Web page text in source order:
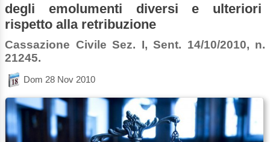
degli emolumenti diversi e ulteriori
rispetto alla retribuzione
Cassazione Civile Sez. I, Sent. 14/10/2010, n.
21245.
Dom 28 Nov 2010